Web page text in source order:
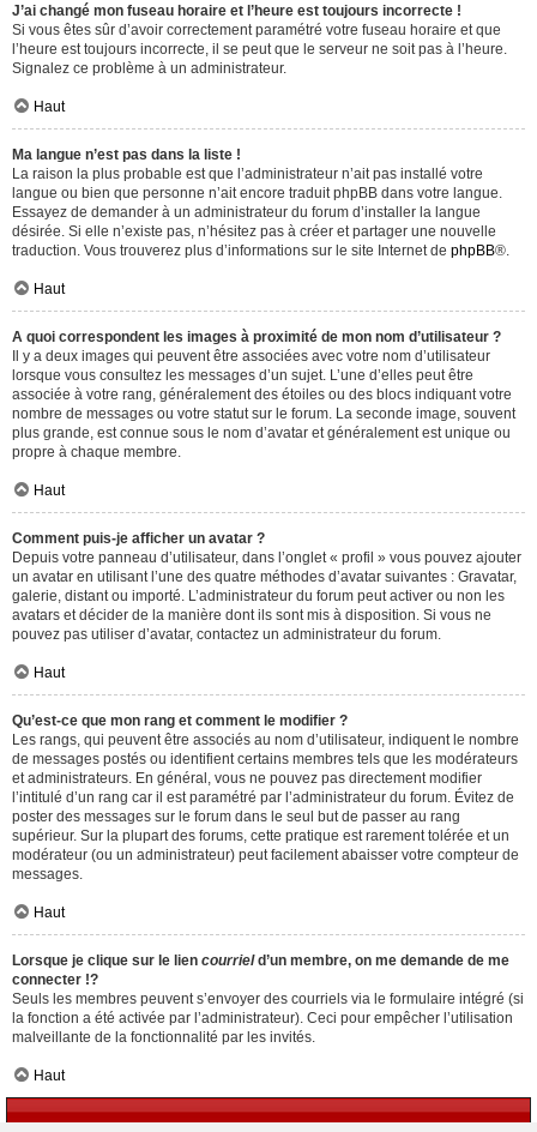
J’ai changé mon fuseau horaire et l’heure est toujours incorrecte !
Si vous êtes sûr d’avoir correctement paramétré votre fuseau horaire et que
l’heure est toujours incorrecte, il se peut que le serveur ne soit pas à l’heure.
Signalez ce problème à un administrateur.
Haut
Ma langue n’est pas dans la liste !
La raison la plus probable est que l’administrateur n’ait pas installé votre
langue ou bien que personne n’ait encore traduit phpBB dans votre langue.
Essayez de demander à un administrateur du forum d’installer la langue
désirée. Si elle n’existe pas, n’hésitez pas à créer et partager une nouvelle
traduction. Vous trouverez plus d’informations sur le site Internet de phpBB®.
Haut
A quoi correspondent les images à proximité de mon nom d’utilisateur ?
Il y a deux images qui peuvent être associées avec votre nom d’utilisateur
lorsque vous consultez les messages d’un sujet. L’une d’elles peut être
associée à votre rang, généralement des étoiles ou des blocs indiquant votre
nombre de messages ou votre statut sur le forum. La seconde image, souvent
plus grande, est connue sous le nom d’avatar et généralement est unique ou
propre à chaque membre.
Haut
Comment puis-je afficher un avatar ?
Depuis votre panneau d’utilisateur, dans l’onglet « profil » vous pouvez ajouter
un avatar en utilisant l’une des quatre méthodes d’avatar suivantes : Gravatar,
galerie, distant ou importé. L’administrateur du forum peut activer ou non les
avatars et décider de la manière dont ils sont mis à disposition. Si vous ne
pouvez pas utiliser d’avatar, contactez un administrateur du forum.
Haut
Qu’est-ce que mon rang et comment le modifier ?
Les rangs, qui peuvent être associés au nom d’utilisateur, indiquent le nombre
de messages postés ou identifient certains membres tels que les modérateurs
et administrateurs. En général, vous ne pouvez pas directement modifier
l’intitulé d’un rang car il est paramétré par l’administrateur du forum. Évitez de
poster des messages sur le forum dans le seul but de passer au rang
supérieur. Sur la plupart des forums, cette pratique est rarement tolérée et un
modérateur (ou un administrateur) peut facilement abaisser votre compteur de
messages.
Haut
Lorsque je clique sur le lien courrield’un membre, on me demande de me
connecter !?
Seuls les membres peuvent s’envoyer des courriels via le formulaire intégré (si
la fonction a été activée par l’administrateur). Ceci pour empêcher l’utilisation
malveillante de la fonctionnalité par les invités.
Haut